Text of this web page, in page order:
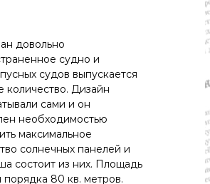
довольно
судно и
судов выпускается
количество. Дизайн
сами и он
необходимостью
максимальное
солнечных панелей и
состоит из них. Площадь
порядка 80 кв. метров.